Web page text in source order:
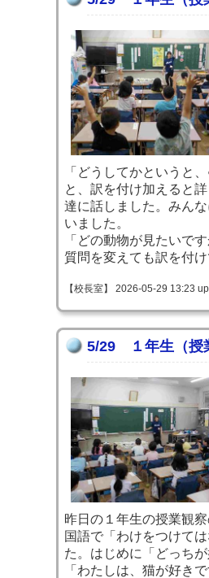
「どうしてかというと
と、訳を付け加えると
達に話しました。みん
いました。
「どの動物が見たいで
質問を変えても訳を付
【校長室】 2026-05-29 13:23
5/29 １年生（授
昨日の１年生の授業観
国語で「わけをつけて
た。はじめに「どっち
「わたしは、猫が好き